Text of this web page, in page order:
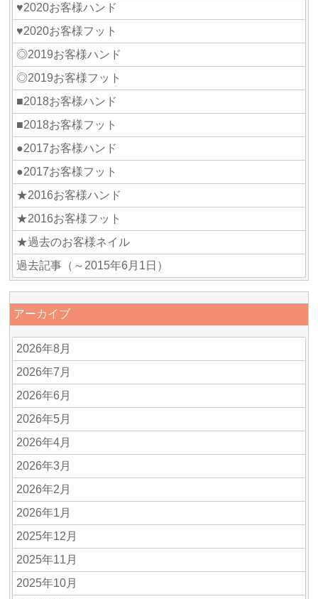
♥2020お客様ハンド
♥2020お客様フット
◎2019お客様ハンド
◎2019お客様フット
■2018お客様ハンド
■2018お客様フット
●2017お客様ハンド
●2017お客様フット
★2016お客様ハンド
★2016お客様フット
★過去のお客様ネイル
過去記事（～2015年6月1日）
アーカイブ
2026年8月
2026年7月
2026年6月
2026年5月
2026年4月
2026年3月
2026年2月
2026年1月
2025年12月
2025年11月
2025年10月